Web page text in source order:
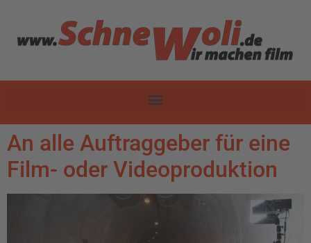
An alle Auftraggeber für eine
Film- oder Videoproduktion